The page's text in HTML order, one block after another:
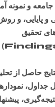
و نمونه
و پایایی، و
تحقیق
حاصل از